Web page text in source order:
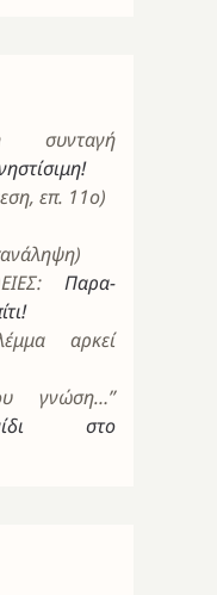
συνταγή
επ. 11ο)
Παρα-
αρκεί
γνώση…”
στο